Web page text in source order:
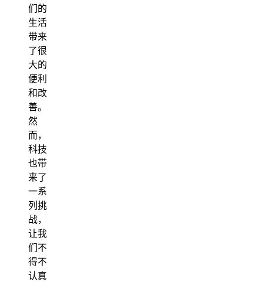
们的
生活
带来
了很
大的
便利
和改
善。
然
而，
科技
也带
来了
一系
列挑
战，
让我
们不
得不
认真